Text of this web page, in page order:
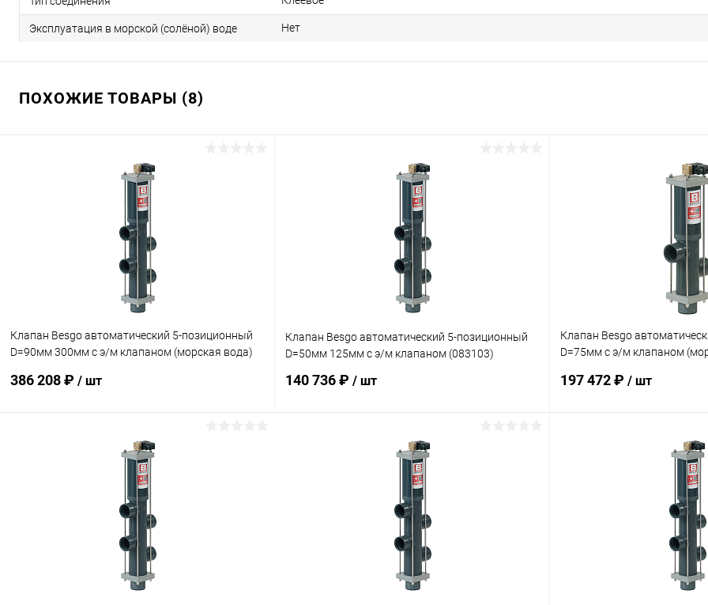
Эксплуатация в морской (солёной) воде Нет
ПОХОЖИЕ ТОВАРЫ (8)
Клапан Besgo автоматический 5-позиционный
D=90мм 300мм с э/м клапаном (морская вода)
386 208 ₽ / шт
В корзину
Клапан Besgo автоматический 5-позиционный
D=50мм 125мм с э/м клапаном (083103)
140 736 ₽ / шт
В корзину
Клапан Besgo
D=75мм с э/м клапаном
197 472 ₽ / шт
В